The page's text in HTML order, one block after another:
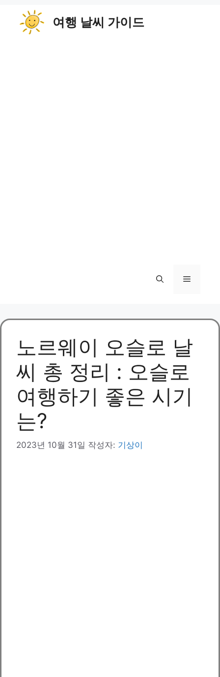
여행 날씨 가이드
메
노르웨이 오슬로 날
씨 총 정리 : 오슬로
여행하기 좋은 시기
는?
2023년 10월 31일 작성자: 기상이